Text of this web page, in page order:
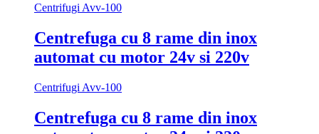
Centrifugi Avv-100
Centrefuga cu 8 rame din inox
automat сu motor 24v si 220v
Centrifugi Avv-100
Centrefuga cu 8 rame din inox